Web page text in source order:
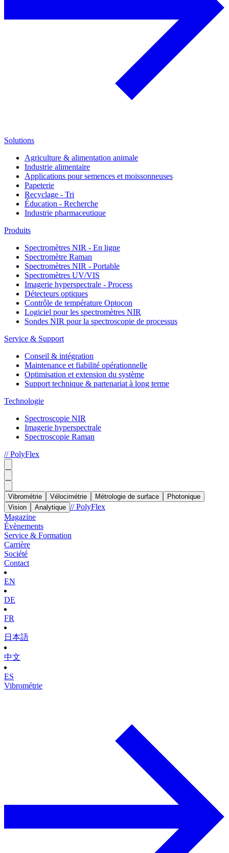
Solutions
Agriculture & alimentation animale
Industrie alimentaire
Applications pour semences et moissonneuses
Papeterie
Recyclage - Tri
Éducation - Recherche
Industrie pharmaceutique
Produits
Spectromètres NIR - En ligne
Spectromètre Raman
Spectromètres NIR - Portable
Spectromètres UV/VIS
Imagerie hyperspectrale - Process
Détecteurs optiques
Contrôle de température Optocon
Logiciel pour les spectromètres NIR
Sondes NIR pour la spectroscopie de processus
Service & Support
Conseil & intégration
Maintenance et fiabilité opérationnelle
Optimisation et extension du système
Support technique & partenariat à long terme
Technologie
Spectroscopie NIR
Imagerie hyperspectrale
Spectroscopie Raman
// PolyFlex
Vibrométrie Vélocimétrie Métrologie de surface
Photonique
Vision
Analytique // PolyFlex
Magazine
Évènements
Service & Formation
Carrière
Société
Contact
EN
DE
FR
日本語
中文
ES
Vibrométrie